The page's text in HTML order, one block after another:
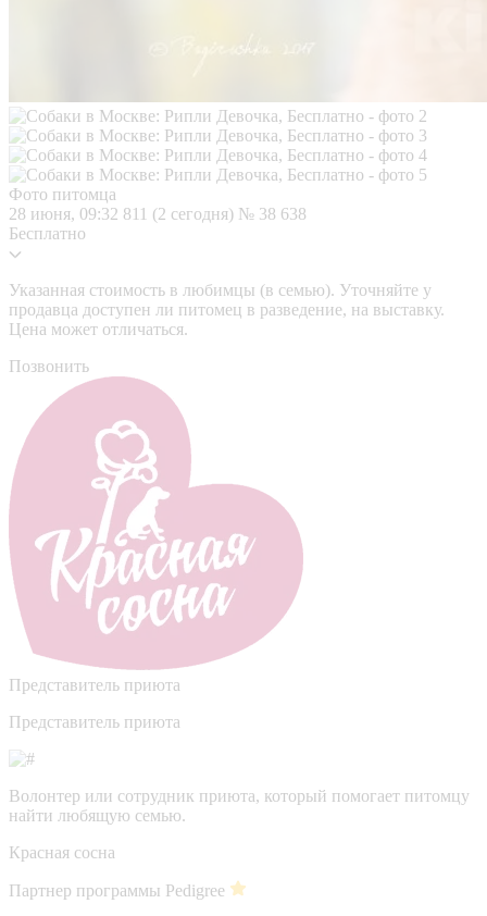
Фото питомца
28 июня, 09:32 811 (2 сегодня) № 38 638
Бесплатно
Указанная стоимость в любимцы (в семью). Уточняйте у
продавца доступен ли питомец в разведение, на выставку.
Цена может отличаться.
Позвонить
Представитель приюта
Представитель приюта
Волонтер или сотрудник приюта, который помогает питомцу
найти любящую семью.
Красная сосна
Партнер программы Pedigree